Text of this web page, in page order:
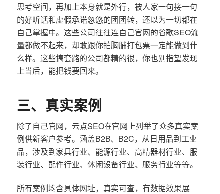
思考空间，再加上本身就是外行，被人家一句接一句
的好听话和虚假承诺忽悠的团团转，还以为一切都在
自己掌握中。这些公司往往连自己官网的谷歌SEO流
量都做不起来，却敢跟你拍胸脯打包票一定能做到什
么样。这些搞套路的公司都精的很，你也别指望发现
上当后，能把钱要回来。
三、真实案例
除了自己官网，云点SEO在官网上列举了众多真实案
例供新客户参考。涵盖B2B、B2C，从日用品到工业
品，涉及到家具行业、能源行业、高精器材行业、服
装行业、配件行业、休闲设备行业、服务行业等等。
所有案例均含具体网址，真实可查，有数据效果展